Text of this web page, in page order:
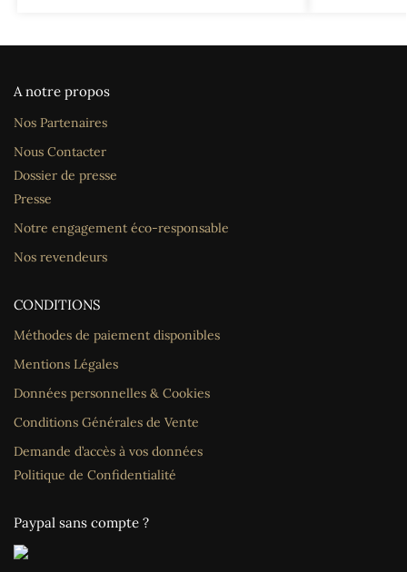
A notre propos
Nos Partenaires
Nous Contacter
Dossier de presse
Presse
Notre engagement éco-responsable
Nos revendeurs
CONDITIONS
Méthodes de paiement disponibles
Mentions Légales
Données personnelles & Cookies
Conditions Générales de Vente
Demande d’accès à vos données
Politique de Confidentialité
Paypal sans compte ?